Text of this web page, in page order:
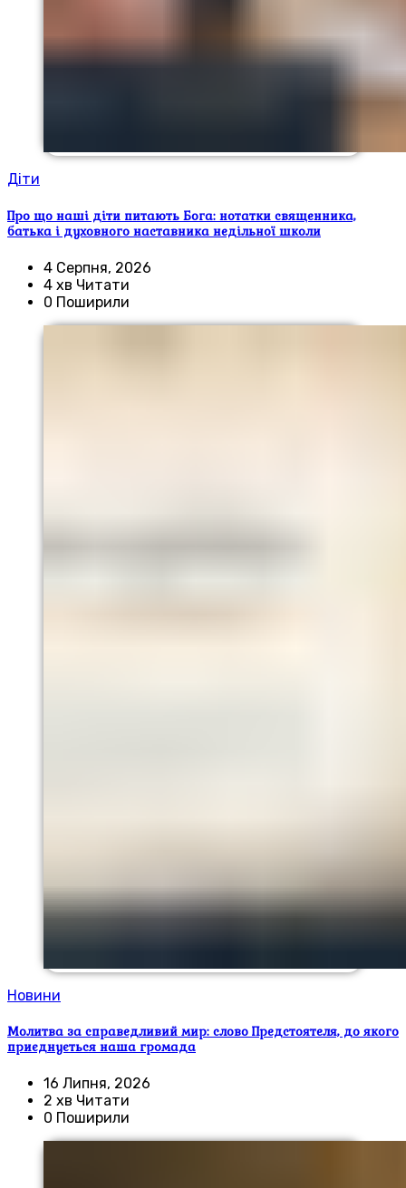
Діти
Про що наші діти питають Бога: нотатки священника,
батька і духовного наставника недільної школи
4 Серпня, 2026
4 хв Читати
0 Поширили
Новини
Молитва за справедливий мир: слово Предстоятеля, до якого
приєднується наша громада
16 Липня, 2026
2 хв Читати
0 Поширили